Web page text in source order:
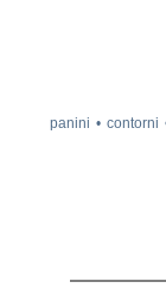
panini contorni